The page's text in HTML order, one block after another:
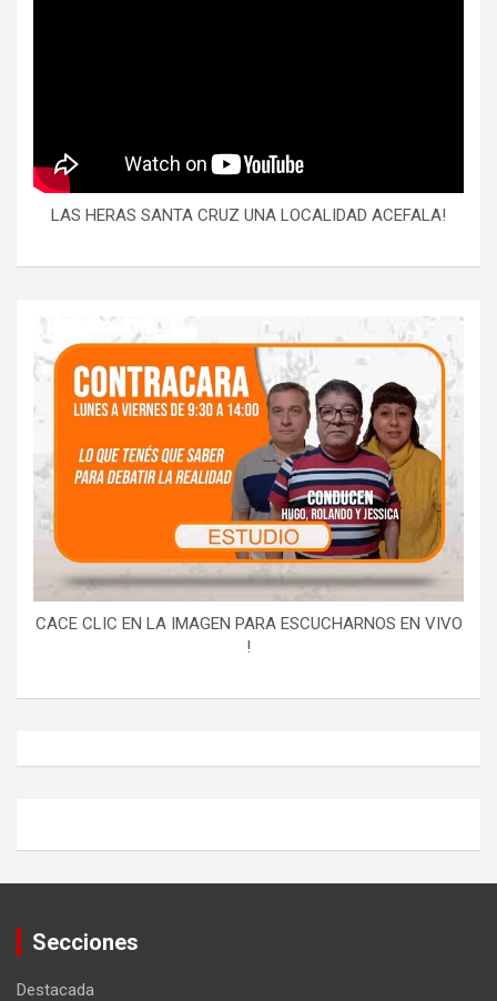
LAS HERAS SANTA CRUZ UNA LOCALIDAD ACEFALA!
CACE CLIC EN LA IMAGEN PARA ESCUCHARNOS EN VIVO
!
Secciones
Destacada